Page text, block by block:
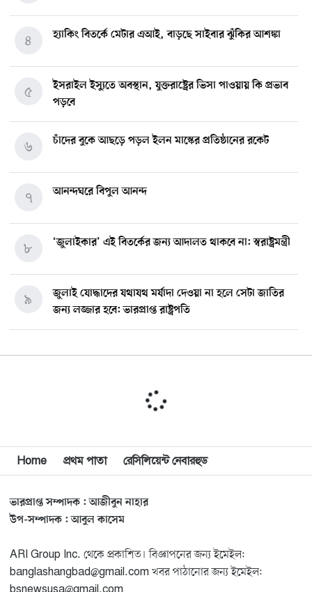
হ্যাকিং বিতর্কে মেটার এআই, বাড়ছে সাইবার ঝুঁকির আশঙ্কা
৪
ইসরাইল ইস্যুতে অবস্থান, যুক্তরাষ্ট্রের ভিসা পাওয়ায় কি প্রভাব
পড়বে
৫
চাঁদের বুকে আছড়ে পড়ল ইলন মাস্কের প্রতিষ্ঠানের রকেট
৬
আনন্দঘরে বিপুল আনন্দ
৭
‘জুলাইকার’ এই বিতর্কের জন্য আদালত থাকবে না: স্বরাষ্ট্রমন্ত্রী
৮
জুলাই যোদ্ধাদের যথাযথ মর্যাদা দেওয়া না হলে সেটা জাতির
জন্য লজ্জার হবে: ভারপ্রাপ্ত রাষ্ট্রপতি
৯
১০
মিশিগানে দক্ষিণ সুরমা ওয়েলফেয়ার অ্যাসোসিয়েশনের
বিশ্বজুড়ে কূটনৈতিক পুনর্বিন্যাস, ৫ অঞ্চলে মিশন বন্ধ করছে
যুক্তরাষ্ট্র
১২
মিশিগানে ফ্রেন্ডস এন্ড ফ্যামিলির বনভোজনে প্রাণের উচ্ছ্বাস
১৩
মিশিগানে ডেমোক্র্যাটদের প্রাইমারিতে আল-সাইয়েদকে হারাতে
কেন এত মরিয়া ইসারায়েলি লবি এআইপ্যাক
১৪
Home প্রথম পাতা রেসিলিয়েন্ট নেবারহুড
ভারপ্রাপ্ত সম্পাদক : আজীবুন নাহার
উপ-সম্পাদক : আবুল কাসেম
ARI Group Inc. থেকে প্রকাশিত। বিজ্ঞাপনের জন্য ইমেইল:
banglashangbad@gmail.com খবর পাঠানোর জন্য ইমেইল: